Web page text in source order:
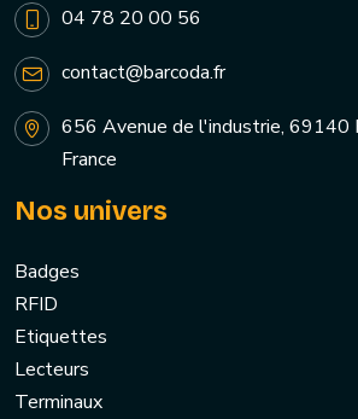
04 78 20 00 56
contact@barcoda.fr
656 Avenue de l'industrie, 69140
France
Nos univers
Badges
RFID
Etiquettes
Lecteurs
Terminaux